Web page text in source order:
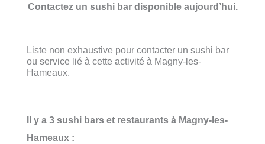
Contactez un sushi bar disponible aujourd’hui.
Liste non exhaustive pour contacter un sushi bar
ou service lié à cette activité à Magny-les-
Hameaux.
Il y a 3 sushi bars et restaurants à Magny-les-
Hameaux :